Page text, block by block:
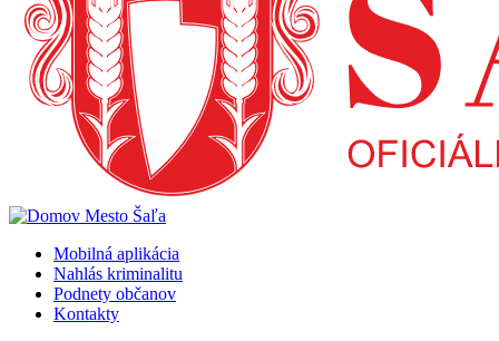
Mobilná aplikácia
Nahlás kriminalitu
Podnety občanov
Kontakty